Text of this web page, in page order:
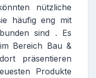
nützliche
häufig eng mit
sind . Es
Bereich Bau &
präsentieren
Produkte